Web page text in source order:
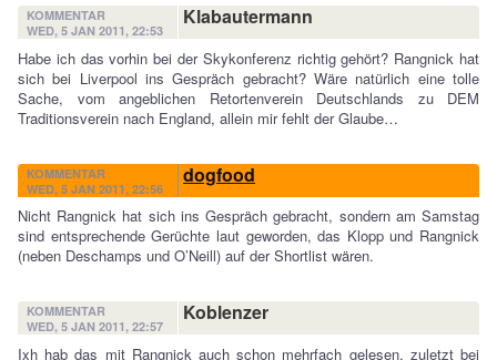
KOMMENTAR
WED, 5 JAN 2011, 22:53
Klabautermann
Habe ich das vorhin bei der Skykonferenz richtig gehört? Rangnick hat
sich bei Liverpool ins Gespräch gebracht? Wäre natürlich eine tolle
Sache, vom angeblichen Retortenverein Deutschlands zu DEM
Traditionsverein nach England, allein mir fehlt der Glaube…
KOMMENTAR
WED, 5 JAN 2011, 22:56
dogfood
Nicht Rangnick hat sich ins Gespräch gebracht, sondern am Samstag
sind entsprechende Gerüchte laut geworden, das Klopp und Rangnick
(neben Deschamps und O’Neill) auf der Shortlist wären.
KOMMENTAR
WED, 5 JAN 2011, 22:57
Koblenzer
Ixh hab das mit Rangnick auch schon mehrfach gelesen, zuletzt bei